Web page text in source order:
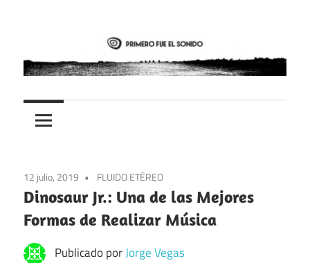
Primero
fue
el
sonido
PFES
12 julio, 2019 FLUIDO ETÉREO
Dinosaur Jr.: Una de las Mejores
Formas de Realizar Música
Publicado porJorge Vegas